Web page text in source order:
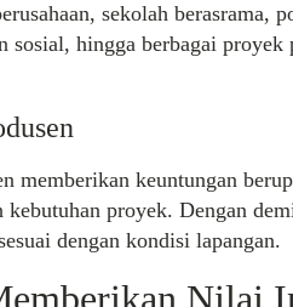
sekolah berasrama,
sosial, hingga berbagai proyek
memberikan keuntungan
proyek. Dengan
dengan kondisi lapangan.